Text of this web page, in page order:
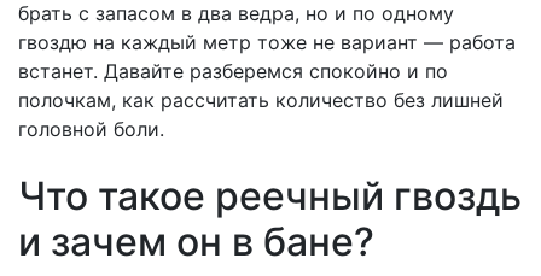
брать с запасом в два ведра, но и по одному
гвоздю на каждый метр тоже не вариант — работа
встанет. Давайте разберемся спокойно и по
полочкам, как рассчитать количество без лишней
головной боли.
Что такое реечный гвоздь
и зачем он в бане?